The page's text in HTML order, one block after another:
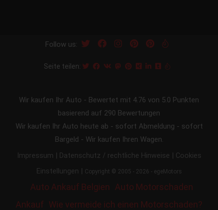
Follow us:
Seite teilen:
Wir kaufen Ihr Auto - Bewertet mit 4.76 von 5.0 Punkten
basierend auf 290 Bewertungen
Wir kaufen Ihr Auto heute ab - sofort Abmeldung - sofort
Bargeld - Wir kaufen Ihren Wagen.
Impressum | Datenschutz / rechtliche Hinweise | Cookies
Einstellungen | Copyright © 2005 - 2026 - egeMotors
Auto Ankauf Belgien
Auto Motorschaden
Ankauf Wie vermeide ich einen Motorschaden?